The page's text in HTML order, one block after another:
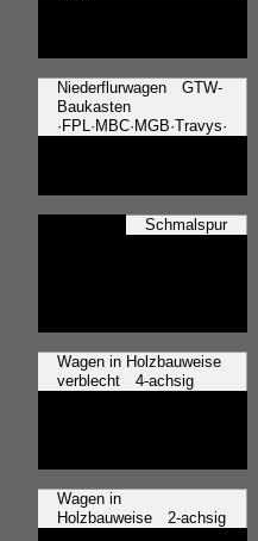
Niederflurwagen GTW-
Baukasten
·FPL·MBC·MGB·Travys·
Schmalspur
Wagen in Holzbauweise
verblecht 4-achsig
Wagen in
Holzbauweise 2-achsig